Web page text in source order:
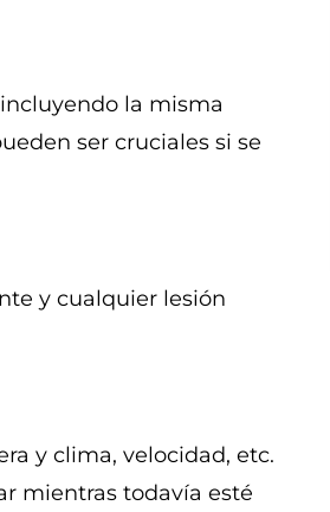
la misma
ser cruciales si se
y cualquier lesión
y clima, velocidad, etc.
mientras todavía esté